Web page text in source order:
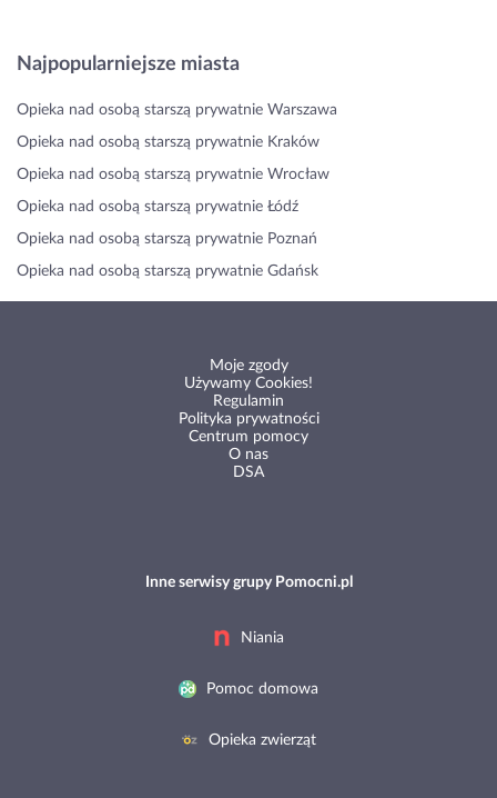
Najpopularniejsze miasta
Opieka nad osobą starszą prywatnie Warszawa
Opieka nad osobą starszą prywatnie Kraków
Opieka nad osobą starszą prywatnie Wrocław
Opieka nad osobą starszą prywatnie Łódź
Opieka nad osobą starszą prywatnie Poznań
Opieka nad osobą starszą prywatnie Gdańsk
Moje zgody
Używamy Cookies!
Regulamin
Polityka prywatności
Centrum pomocy
O nas
DSA
Inne serwisy grupy Pomocni.pl
Niania
Pomoc domowa
Opieka zwierząt